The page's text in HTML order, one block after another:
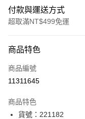
付款與運送方式
超取滿NT$499免運
icash Pay
信用卡一次付款
LINE Pay
商品特色
商品編號
11311645
商品特色
貨號：221182